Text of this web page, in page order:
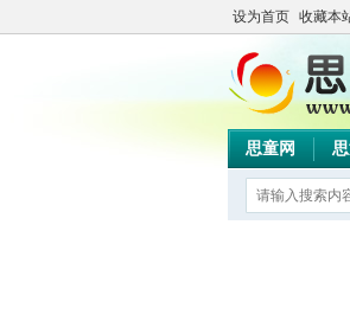
设为首页 收藏本
思童网